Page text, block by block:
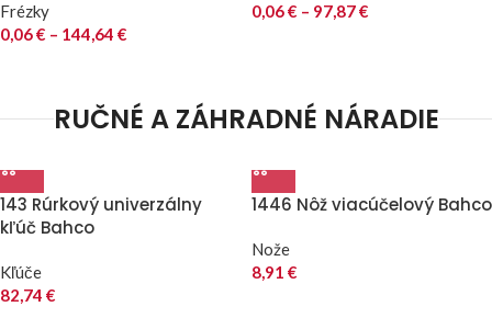
Frézky
0,06€ – 144,64 €
0,06€ – 97,87€
RUČNÉ A ZÁHRADNÉ NÁRADIE
143 Rúrkový univerzálny
kľúč Bahco
Kľúče
82,74 €
1446 Nôž viacúčelový Bahco
Nože
8,91 €